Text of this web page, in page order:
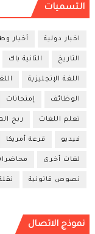
التسميات
اخبار دولية أخبار
التاريخ الثانية باك
اللغة الإنجليزية
الوظائف إمتحانات
تعلم اللغات ربح
فيديو قرعة أمريكا
لغات أخرى
نصوص قانونية
نموذج الاتصال